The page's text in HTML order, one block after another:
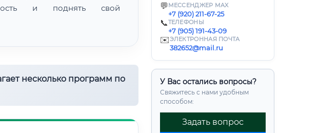
💬 МЕССЕНДЖЕР MAX
+7 (920) 211-67-25
📞ТЕЛЕФОНЫ
+7 (905) 191-43-09
✉️ЭЛЕКТРОННАЯ ПОЧТА
382652@mail.ru
У Вас остались вопросы?
Свяжитесь с нами удобным
способом:
Задать вопрос
и поднять свой
несколько программ по